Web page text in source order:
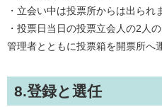
・立会い中は投票所からは出られ
・投票日当日の投票立会人の2人
管理者とともに投票箱を開票所へ
8.登録と選任